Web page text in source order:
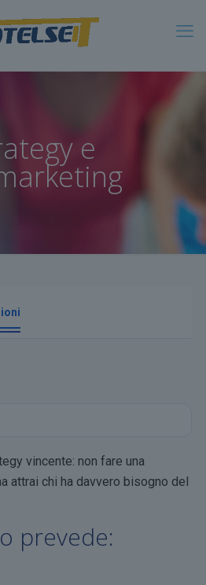
e
vincente: non fare una
attrai chi ha davvero bisogno del
prevede: